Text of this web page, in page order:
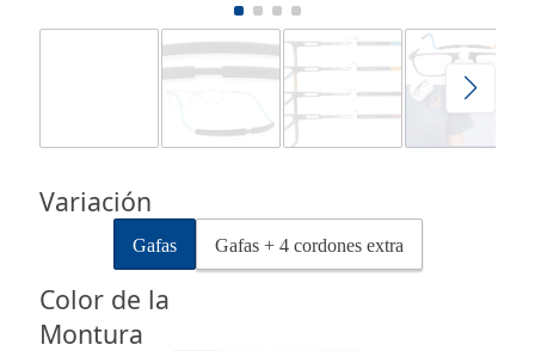
Variación
Gafas Gafas + 4 cordones extra
Color de la
Montura